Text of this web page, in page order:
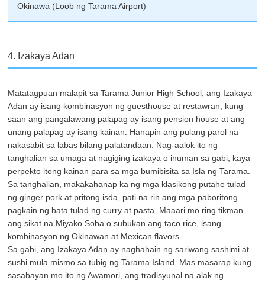
Okinawa (Loob ng Tarama Airport)
4. Izakaya Adan
Matatagpuan malapit sa Tarama Junior High School, ang Izakaya
Adan ay isang kombinasyon ng guesthouse at restawran, kung
saan ang pangalawang palapag ay isang pension house at ang
unang palapag ay isang kainan. Hanapin ang pulang parol na
nakasabit sa labas bilang palatandaan. Nag-aalok ito ng
tanghalian sa umaga at nagiging izakaya o inuman sa gabi, kaya
perpekto itong kainan para sa mga bumibisita sa Isla ng Tarama.
Sa tanghalian, makakahanap ka ng mga klasikong putahe tulad
ng ginger pork at pritong isda, pati na rin ang mga paboritong
pagkain ng bata tulad ng curry at pasta. Maaari mo ring tikman
ang sikat na Miyako Soba o subukan ang taco rice, isang
kombinasyon ng Okinawan at Mexican flavors.
Sa gabi, ang Izakaya Adan ay naghahain ng sariwang sashimi at
sushi mula mismo sa tubig ng Tarama Island. Mas masarap kung
sasabayan mo ito ng Awamori, ang tradisyunal na alak ng